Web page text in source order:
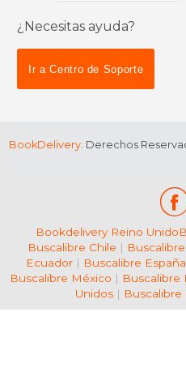
dcto.
$ 51.14
$ 25.57
¿Necesitas ayuda?
Ir a Centro de Soporte
BookDelivery. Derechos
Bookdelivery Reino Unido
Buscalibre Chile |
Ecuador| Buscalibre España
Buscalibre México | Buscalibre
Unidos| Buscalibre